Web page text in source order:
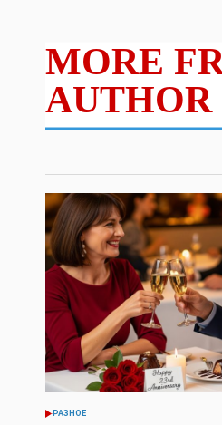
MORE
AUTHOR
POSTED
РАЗНОЕ